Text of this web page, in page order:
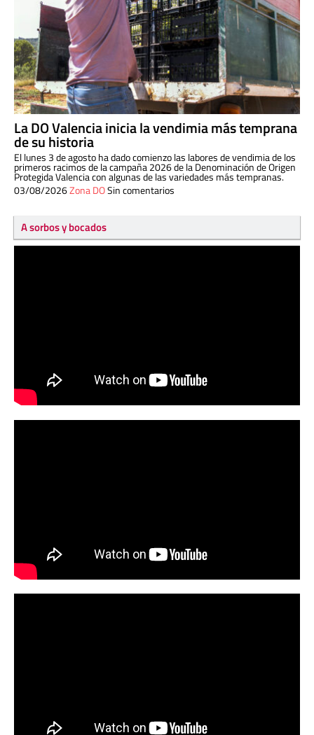
La DO Valencia inicia la vendimia más temprana
de su historia
El lunes 3 de agosto ha dado comienzo las labores de vendimia de los
primeros racimos de la campaña 2026 de la Denominación de Origen
Protegida Valencia con algunas de las variedades más tempranas.
03/08/2026Zona DOSin comentarios
A sorbos y bocados